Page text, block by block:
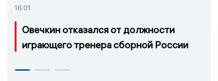
16:01
Овечкин отказался от должности
играющего тренера сборной России